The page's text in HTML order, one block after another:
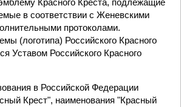
Красного Креста, подлежащие
в соответствии с Женевскими
протоколами.
(логотипа) Российского Красного
Уставом Российского Красного
в Российской Федерации
Крест", наименования "Красный